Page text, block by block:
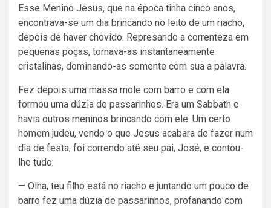
Esse Menino Jesus, que na época tinha cinco anos,
encontrava-se um dia brincando no leito de um riacho,
depois de haver chovido. Represando a correnteza em
pequenas poças, tornava-as instantaneamente
cristalinas, dominando-as somente com sua a palavra.
Fez depois uma massa mole com barro e com ela
formou uma dúzia de passarinhos. Era um Sabbath e
havia outros meninos brincando com ele. Um certo
homem judeu, vendo o que Jesus acabara de fazer num
dia de festa, foi correndo até seu pai, José, e contou-
lhe tudo:
— Olha, teu filho está no riacho e juntando um pouco de
barro fez uma dúzia de passarinhos, profanando com